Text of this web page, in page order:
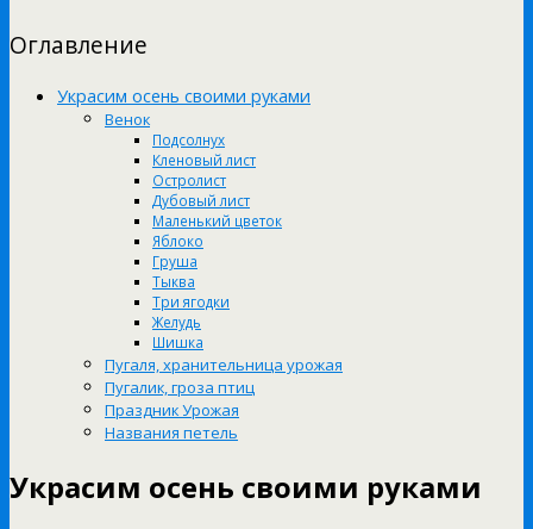
Оглавление
Украсим осень своими руками
Венок
Подсолнух
Кленовый лист
Остролист
Дубовый лист
Маленький цветок
Яблоко
Груша
Тыква
Три ягодки
Желудь
Шишка
Пугаля, хранительница урожая
Пугалик, гроза птиц
Праздник Урожая
Названия петель
Украсим осень своими руками